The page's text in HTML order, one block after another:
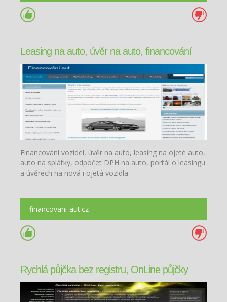
Leasing na auto, úvěr na auto, financování
vozidel
Financování vozidel, úvěr na auto, leasing na ojeté auto,
auto na splátky, odpočet DPH na auto, portál o leasingu
a úvěrech na nová i ojetá vozidla
financovani-aut.cz
Rychlá půjčka bez registru, OnLine půjčky